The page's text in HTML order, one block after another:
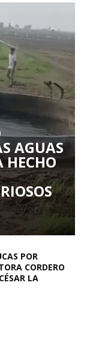
AGUAS
HECHO
POR
CORDERO
LA